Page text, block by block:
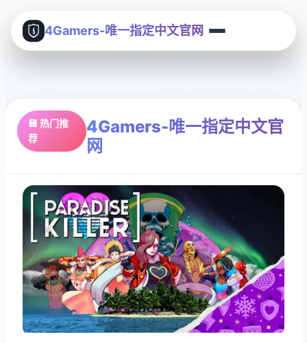
4Gamers-唯一指定中文官网
💾 热门推
荐
4Gamers-唯一指定中文官
网